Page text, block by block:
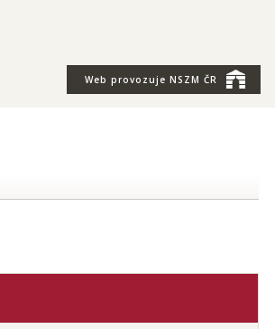
Web provozuje NSZM ČR